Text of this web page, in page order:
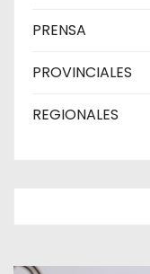
PRENSA
PROVINCIALES
REGIONALES